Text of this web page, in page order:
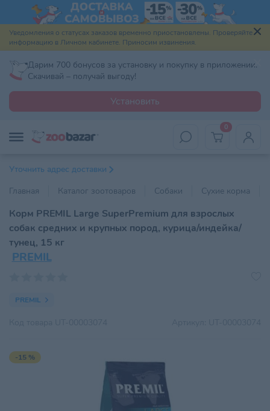
Уведомления о статусах заказов временно приостановлены. Проверяйте
информацию в Личном кабинете. Приносим извинения.
Дарим 700 бонусов за установку и покупку в приложении.
Скачивай – получай выгоду!
Установить
0
Уточнить адрес доставки
Главная
Каталог зоотоваров Собаки Сухие корма
Корм PREMIL Large SuperPremium для взрослых
собак средних и крупных пород, курица/индейка/
тунец, 15 кг
PREMIL
PREMIL
-15 %